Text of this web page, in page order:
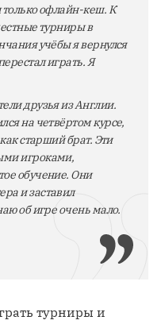
только офлайн-кеш. К
турниры в
учёбы я вернулся
играть. Я
друзья из Англии.
на четвёртом курсе,
старший брат. Эти
игроками,
обучение. Они
и заставил
об игре очень мало.
турниры и